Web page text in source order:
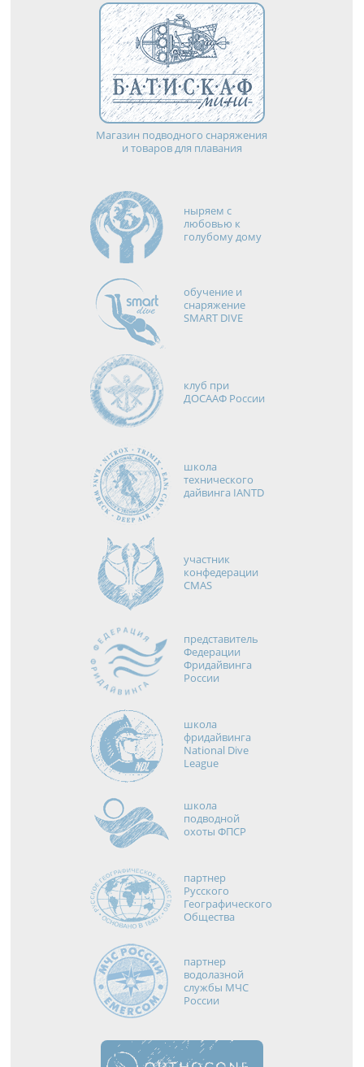
Магазин подводного снаряжения
и товаров для плавания
ныряем с
любовью к
голубому дому
обучение и
снаряжение
SMART DIVE
клуб при
ДОСААФ России
школа
технического
дайвинга IANTD
участник
конфедерации
CMAS
представитель
Федерации
Фридайвинга
России
школа
фридайвинга
National Dive
League
школа
подводной
охоты ФПСР
партнер
Русского
Географического
Общества
партнер
водолазной
службы МЧС
России